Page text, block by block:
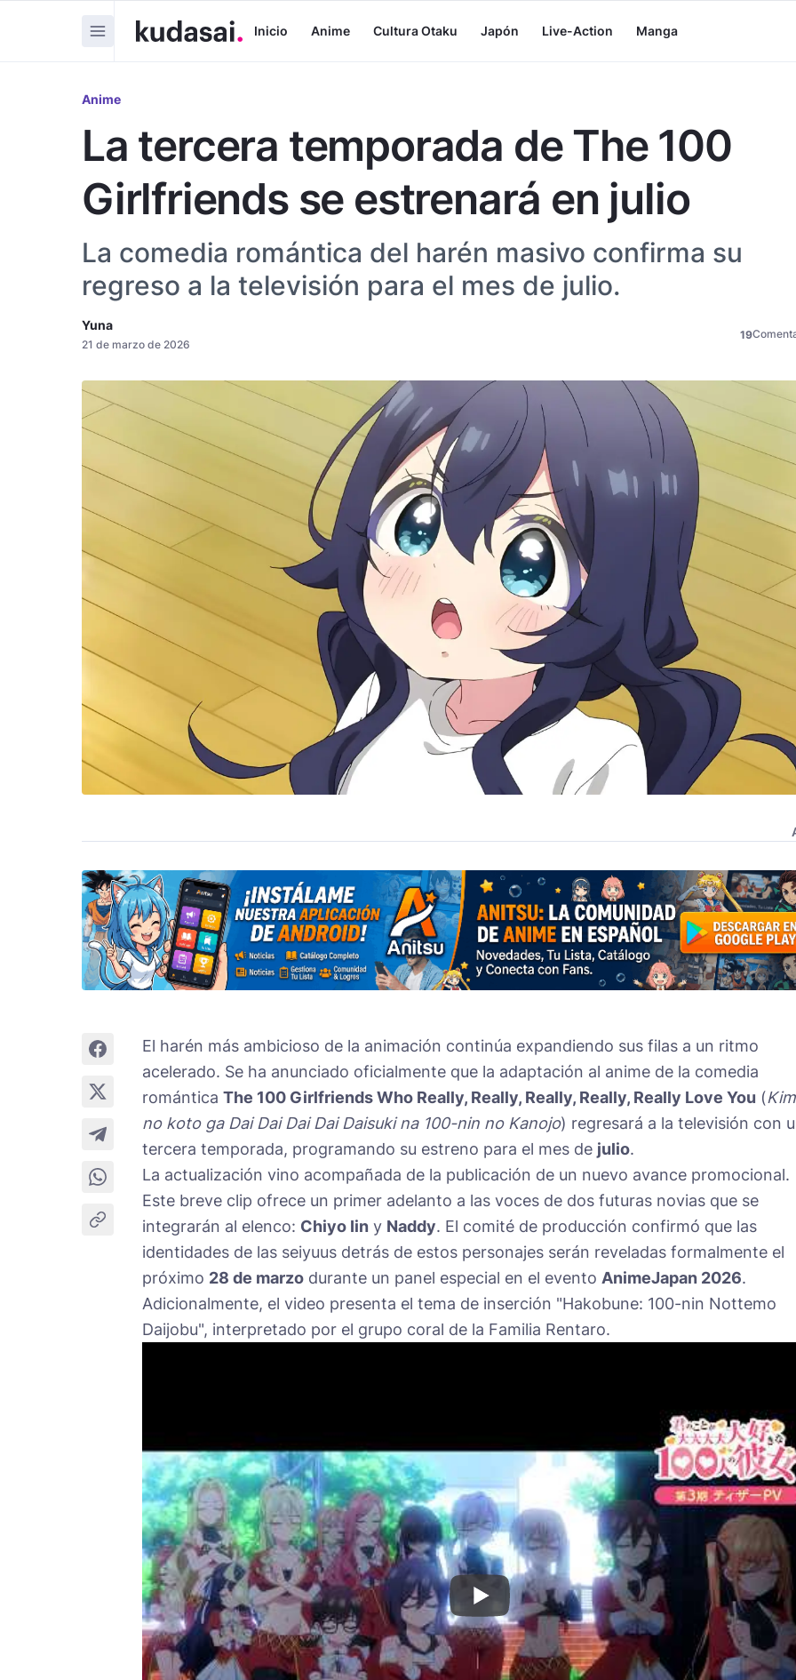
Inicio Anime Cultura Otaku Japón Live-Action Manga
Anime
La tercera temporada de The 100
Girlfriends se estrenará en julio
La comedia romántica del harén masivo confirma su
regreso a la televisión para el mes de julio.
Yuna
21 de marzo de 2026
19
El harén más ambicioso de la animación continúa expandiendo sus filas a un ritmo
acelerado. Se ha anunciado oficialmente que la adaptación al anime de la comedia
romántica The 100 Girlfriends Who Really, Really, Really, Really, Really Love You (
no koto ga Dai Dai Dai Dai Daisuki na 100-nin no Kanojo) regresará a la televisión con
tercera temporada, programando su estreno para el mes de julio.
La actualización vino acompañada de la publicación de un nuevo avance promocional.
Este breve clip ofrece un primer adelanto a las voces de dos futuras novias que se
integrarán al elenco: Chiyo Iin y Naddy. El comité de producción confirmó que las
identidades de las seiyuus detrás de estos personajes serán reveladas formalmente el
próximo 28 de marzo durante un panel especial en el evento AnimeJapan 2026.
Adicionalmente, el video presenta el tema de inserción "Hakobune: 100-nin Nottemo
Daijobu", interpretado por el grupo coral de la Familia Rentaro.